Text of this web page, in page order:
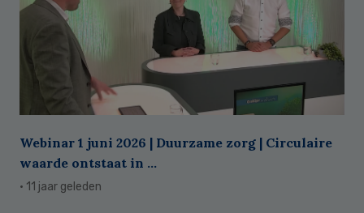
Webinar 1 juni 2026 | Duurzame zorg | Circulaire
waarde ontstaat in ...
· 11 jaar geleden